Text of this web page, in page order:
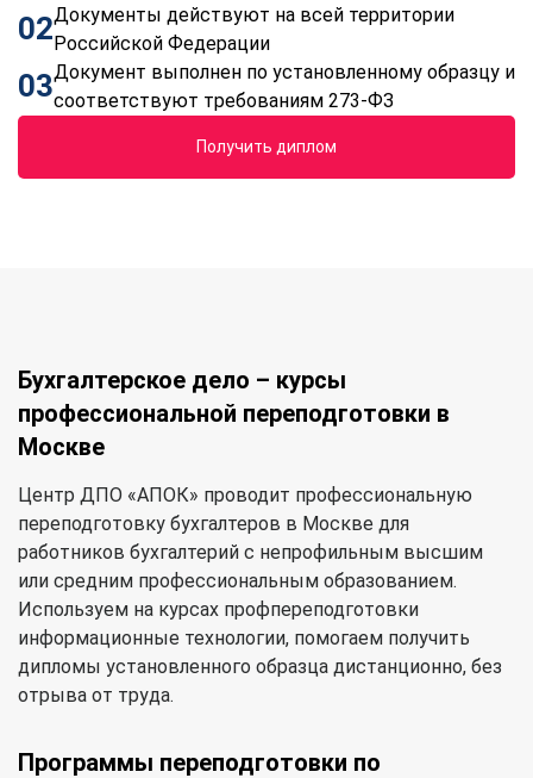
02Документы действуют на всей территории
Российской Федерации
03Документ выполнен по установленному образцу и
соответствуют требованиям 273-ФЗ
Получить диплом
Бухгалтерское дело – курсы
профессиональной переподготовки в
Москве
Центр ДПО «АПОК» проводит профессиональную
переподготовку бухгалтеров в Москве для
работников бухгалтерий с непрофильным высшим
или средним профессиональным образованием.
Используем на курсах профпереподготовки
информационные технологии, помогаем получить
дипломы установленного образца дистанционно, без
отрыва от труда.
Программы переподготовки по